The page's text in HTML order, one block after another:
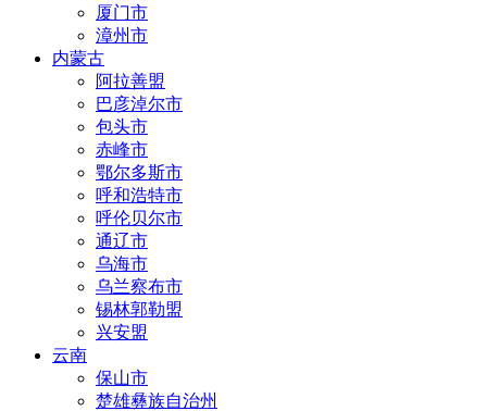
厦门市
漳州市
内蒙古
阿拉善盟
巴彦淖尔市
包头市
赤峰市
鄂尔多斯市
呼和浩特市
呼伦贝尔市
通辽市
乌海市
乌兰察布市
锡林郭勒盟
兴安盟
云南
保山市
楚雄彝族自治州